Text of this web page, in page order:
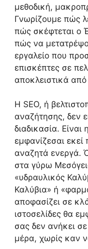
μεθοδική,
Γνωρίζουμε πώς
πώς σκέφτεται ο
πώς να
εργαλείο που
επισκέπτες σε
αποκλειστικά
Η SEO, ή
αναζήτησης, δεν
διαδικασία.
εμφανίζεσαι
αναζητά ενεργά.
στα γύρω
«υδραυλικός
Καλύβια» ή
αποφασίζει σε
ιστοσελίδες θα
σας δεν ανήκει
μέρα, χωρίς καν